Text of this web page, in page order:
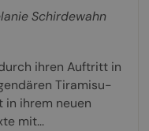
Schirdewahn
ihren Auftritt in
Tiramisu-
in ihrem neuen
mit...